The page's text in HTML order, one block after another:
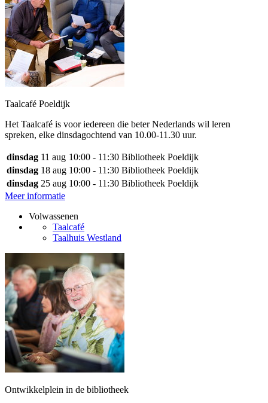
Taalcafé Poeldijk
Het Taalcafé is voor iedereen die beter Nederlands wil leren
spreken, elke dinsdagochtend van 10.00-11.30 uur.
dinsdag 11 aug 10:00 - 11:30 Bibliotheek Poeldijk
dinsdag 18 aug 10:00 - 11:30 Bibliotheek Poeldijk
dinsdag 25 aug 10:00 - 11:30 Bibliotheek Poeldijk
Meer informatie
Volwassenen
Taalcafé
Taalhuis Westland
Ontwikkelplein in de bibliotheek